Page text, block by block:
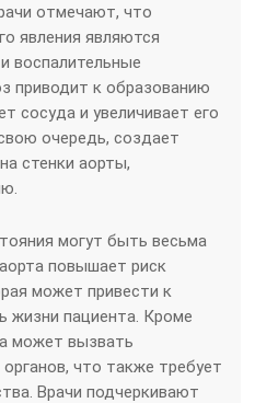
отмечают, что
явления являются
воспалительные
приводит к образованию
сосуда и увеличивает его
очередь, создает
стенки аорты,
могут быть весьма
повышает риск
может привести к
жизни пациента. Кроме
может вызвать
что также требует
Врачи подчеркивают